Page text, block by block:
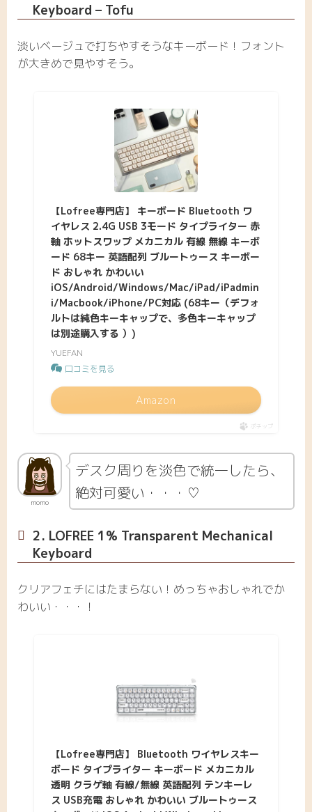
Keyboard – Tofu
淡いベージュで打ちやすそうなキーボード！フォント
が大きめで見やすそう。
【Lofree専門店】 キーボード Bluetooth ワ
イヤレス 2.4G USB 3モード タイプライター 赤
軸 ホットスワップ メカニカル 有線 無線 キーボ
ード 68キー 英語配列 ブルートゥース キーボー
ド おしゃれ かわいい
iOS/Android/Windows/Mac/iPad/iPadmin
i/Macbook/iPhone/PC対応 (68キー（デフォ
ルトは純色キーキャップで、多色キーキャップ
は別途購入する ）)
YUEFAN
口コミを見る
Amazon
ポチップ
momo
デスク周りを淡色で統一したら、
絶対可愛い・・・♡
2. LOFREE 1% Transparent Mechanical
Keyboard
クリアフェチにはたまらない！めっちゃおしゃれでか
わいい・・・！
【Lofree専門店】 Bluetooth ワイヤレスキー
ボード タイプライター キーボード メカニカル
透明 クラゲ軸 有線/無線 英語配列 テンキーレ
ス USB充電 おしゃれ かわいい ブルートゥース